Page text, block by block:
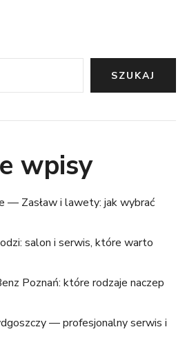
SZUKAJ
wpisy
— Zasław i lawety: jak wybrać
salon i serwis, które warto
Poznań: które rodzaje naczep
— profesjonalny serwis i